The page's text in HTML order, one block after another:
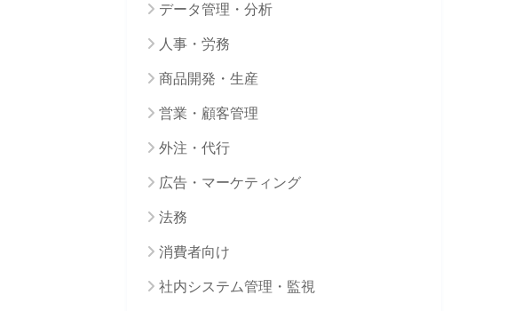
データ管理・分析
人事・労務
商品開発・生産
営業・顧客管理
外注・代行
広告・マーケティング
法務
消費者向け
社内システム管理・監視